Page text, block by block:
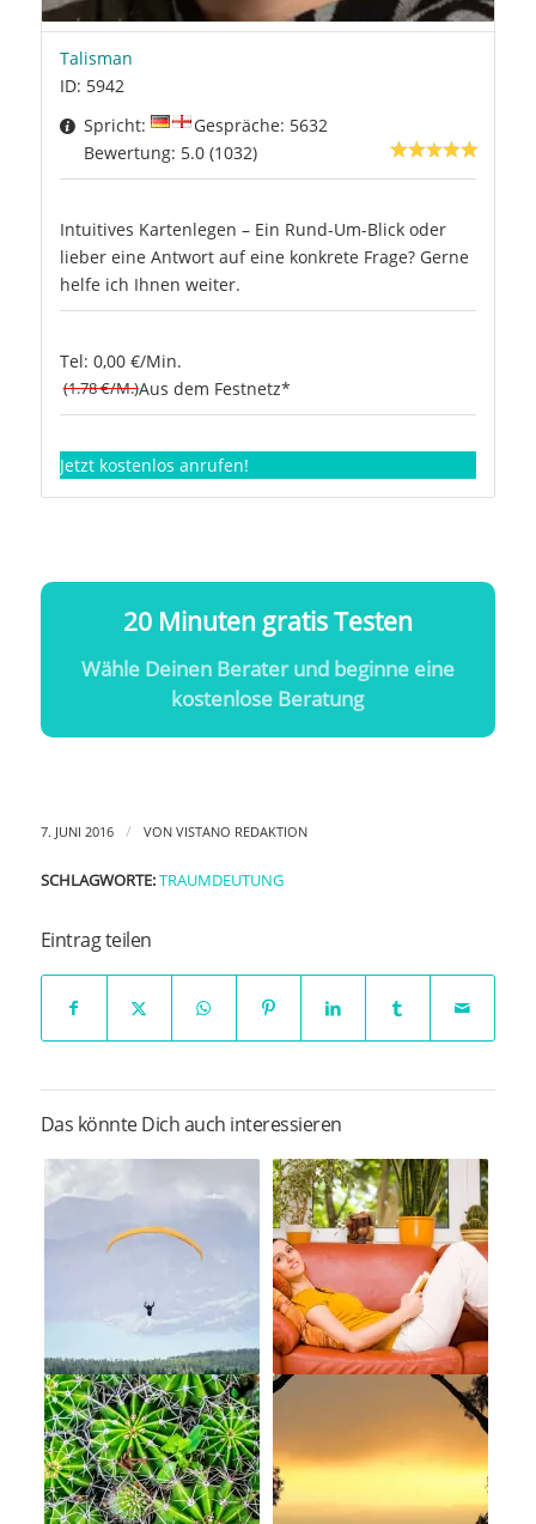
Talisman
ID: 5942
Spricht:
Gespräche: 5632
Bewertung: 5.0 (1032)
Intuitives Kartenlegen – Ein Rund-Um-Blick oder
lieber eine Antwort auf eine konkrete Frage? Gerne
helfe ich Ihnen weiter.
Tel: 0,00 €/Min.
(1.78 €/M.)Aus dem Festnetz*
Jetzt kostenlos anrufen!
20 Minuten gratis Testen
Wähle Deinen Berater und beginne eine
kostenlose Beratung
7. JUNI 2016 / VON VISTANO REDAKTION
SCHLAGWORTE: TRAUMDEUTUNG
Eintrag teilen
Das könnte Dich auch interessieren